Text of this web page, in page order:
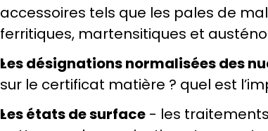
accessoires tels que les pales de
ferritiques, martensitiques et
Les désignations normalisées des
sur le certificat matière ? quel est
Les états de surface - les